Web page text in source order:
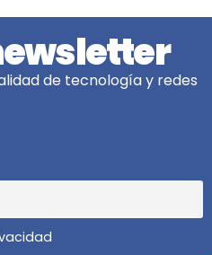
de tecnología y redes